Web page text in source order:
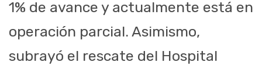
1% de avance y actualmente está en
operación parcial. Asimismo,
subrayó el rescate del Hospital